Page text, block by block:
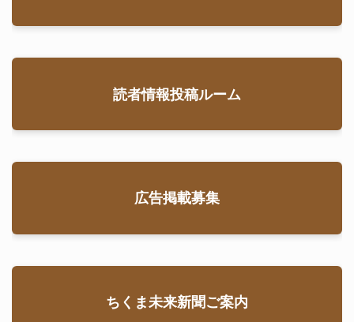
読者情報投稿ルーム
広告掲載募集
ちくま未来新聞ご案内